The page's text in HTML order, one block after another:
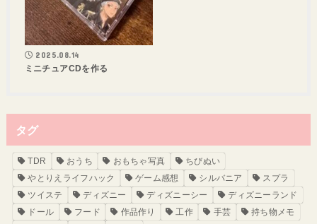
2025.08.14
ミニチュアCDを作る
タグ
TDR おうち おもちゃ写真
ちびぬい
やとりえライフハック
ゲーム感想 シルバニア
スプラ
ツイステ
ディズニー ディズニーシー
ディズニーランド
ドール
フード 作品作り 工作 手芸
持ち物メモ